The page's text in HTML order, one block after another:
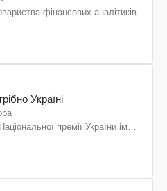
фінансових аналітиків
Україні
премії України ім.